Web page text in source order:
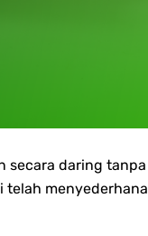
secara daring